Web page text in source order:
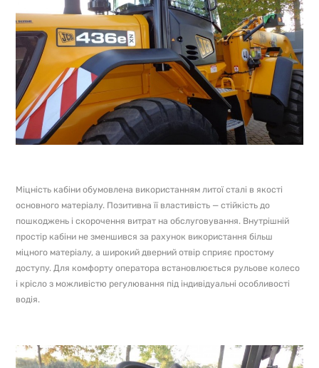
Міцність кабіни обумовлена ​​використанням литої сталі в якості
основного матеріалу. Позитивна її властивість — стійкість до
пошкоджень і скорочення витрат на обслуговування. Внутрішній
простір кабіни не зменшився за рахунок використання більш
міцного матеріалу, а широкий дверний отвір сприяє простому
доступу. Для комфорту оператора встановлюється рульове колесо
і крісло з можливістю регулювання під індивідуальні особливості
водія.